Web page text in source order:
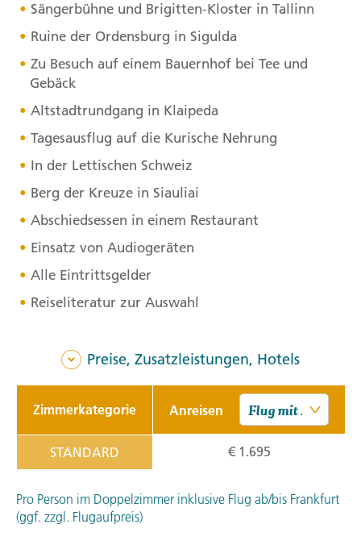
Sängerbühne und Brigitten-Kloster in Tallinn
Ruine der Ordensburg in Sigulda
Zu Besuch auf einem Bauernhof bei Tee und
Gebäck
Altstadtrundgang in Klaipeda
Tagesausflug auf die Kurische Nehrung
In der Lettischen Schweiz
Berg der Kreuze in Siauliai
Abschiedsessen in einem Restaurant
Einsatz von Audiogeräten
Alle Eintrittsgelder
Reiseliteratur zur Auswahl
Preise, Zusatzleistungen, Hotels
Zimmerkategorie Anreisen
STANDARD € 1.695
Pro Person im Doppelzimmer inklusive Flug ab/bis Frankfurt
(ggf. zzgl. Flugaufpreis)